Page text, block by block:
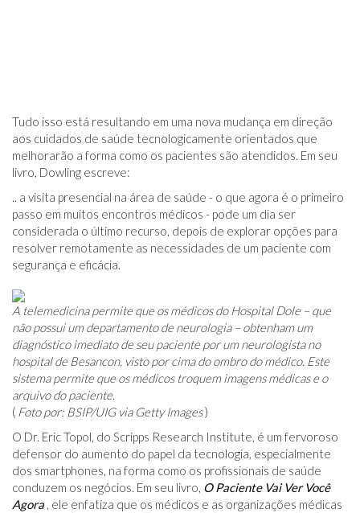
Tudo isso está resultando em uma nova mudança em direção
aos cuidados de saúde tecnologicamente orientados que
melhorarão a forma como os pacientes são atendidos. Em seu
livro, Dowling escreve:
.. a visita presencial na área de saúde - o que agora é o primeiro
passo em muitos encontros médicos - pode um dia ser
considerada o último recurso, depois de explorar opções para
resolver remotamente as necessidades de um paciente com
segurança e eficácia.
A telemedicina permite que os médicos do Hospital Dole – que
não possui um departamento de neurologia – obtenham um
diagnóstico imediato de seu paciente por um neurologista no
hospital de Besancon, visto por cima do ombro do médico. Este
sistema permite que os médicos troquem imagens médicas e o
arquivo do paciente.
( Foto por: BSIP/UIG via Getty Images)
O Dr. Eric Topol, do Scripps Research Institute, é um fervoroso
defensor do aumento do papel da tecnologia, especialmente
dos smartphones, na forma como os profissionais de saúde
conduzem os negócios. Em seu livro, O Paciente Vai Ver Você
Agora , ele enfatiza que os médicos e as organizações médicas